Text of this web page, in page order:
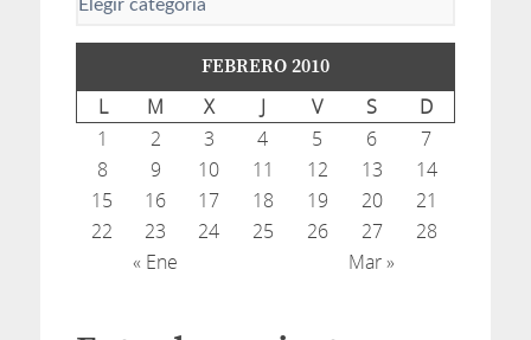
FEBRERO 2010
L M X J V S D
« Ene Mar »
1 2 3 4 5 6
7
8
9 10 11 12 13
14
15
16 17 18 19 20
21
22
23 24 25 26 27 28